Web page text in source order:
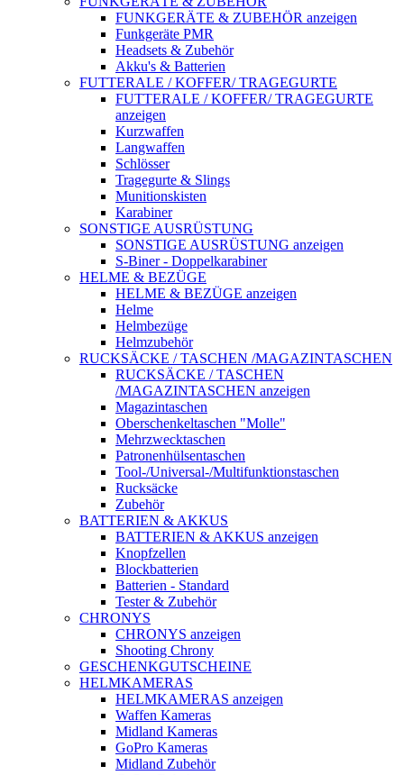
FUNKGERÄTE & ZUBEHÖR anzeigen
Funkgeräte PMR
Headsets & Zubehör
Akku's & Batterien
FUTTERALE / KOFFER/ TRAGEGURTE
FUTTERALE / KOFFER/ TRAGEGURTE
anzeigen
Kurzwaffen
Langwaffen
Schlösser
Tragegurte & Slings
Munitionskisten
Karabiner
SONSTIGE AUSRÜSTUNG
SONSTIGE AUSRÜSTUNG anzeigen
S-Biner - Doppelkarabiner
HELME & BEZÜGE
HELME & BEZÜGE anzeigen
Helme
Helmbezüge
Helmzubehör
RUCKSÄCKE / TASCHEN /MAGAZINTASCHEN
RUCKSÄCKE / TASCHEN
/MAGAZINTASCHEN anzeigen
Magazintaschen
Oberschenkeltaschen "Molle"
Mehrzwecktaschen
Patronenhülsentaschen
Tool-/Universal-/Multifunktionstaschen
Rucksäcke
Zubehör
BATTERIEN & AKKUS
BATTERIEN & AKKUS anzeigen
Knopfzellen
Blockbatterien
Batterien - Standard
Tester & Zubehör
CHRONYS
CHRONYS anzeigen
Shooting Chrony
GESCHENKGUTSCHEINE
HELMKAMERAS
HELMKAMERAS anzeigen
Waffen Kameras
Midland Kameras
GoPro Kameras
Midland Zubehör